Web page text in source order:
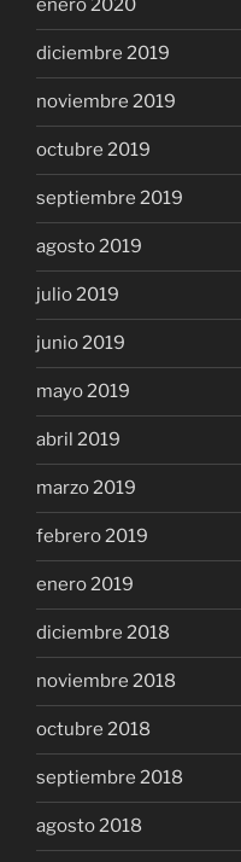
enero 2020
diciembre 2019
noviembre 2019
octubre 2019
septiembre 2019
agosto 2019
julio 2019
junio 2019
mayo 2019
abril 2019
marzo 2019
febrero 2019
enero 2019
diciembre 2018
noviembre 2018
octubre 2018
septiembre 2018
agosto 2018